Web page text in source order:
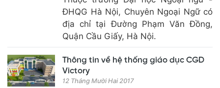
ĐHQG Hà Nội, Chuyên Ngoại Ngữ có
địa chỉ tại Đường Phạm Văn Đồng,
Quận Cầu Giấy, Hà Nội.
Thông tin về hệ thống giáo dục CGD
Victory
12 Tháng Mười Hai 2017